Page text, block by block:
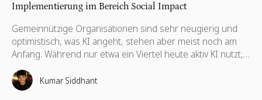
Implementierung im Bereich Social Impact
Gemeinnützige Organisationen sind sehr neugierig und
optimistisch, was KI angeht, stehen aber meist noch am
Anfang. Während nur etwa ein Viertel heute aktiv KI nutzt,
befindet sich der Rest noch in der Erkundungsphase –
gebremst weniger durch mangelndes Interesse als durch
fehlende Fähigkeiten und Orientierung.
Kumar Siddhant